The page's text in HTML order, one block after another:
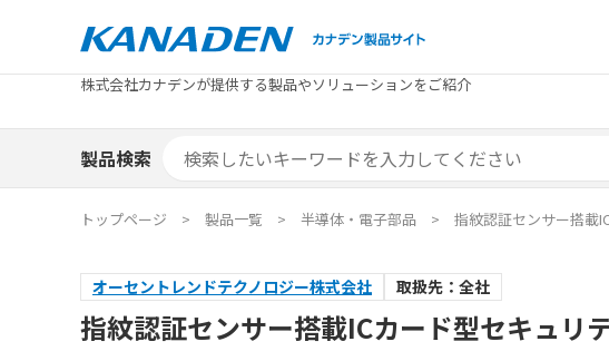
カテゴリから探す メーカーから探す
エリア別おすすめ製品 特集
カタログ・技術資料 ソリューションサイト
補助金検索システム 補助金対象製品一覧
トピックス お役立ちコラム
製品検索
株式会社カナデンが提供する製品やソリューションをご紹介
カテゴリから探す メーカーから探す
エリア別おすすめ製品 特集
補助金検索システム 補助金対象製品一覧
トピックス お役立ちコラム
製品検索
トップページ 製品一覧 半導体・電子部品 指紋認証センサー搭載
オーセントレンドテクノロジー株式会社 取扱先：全社
指紋認証センサー搭載ICカード型セキュリ